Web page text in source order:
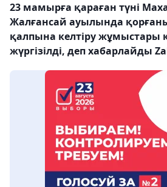
23 мамырға қараған түні
Жалғансай ауылында
қалпына келтіру
жүргізілді, деп хабарлайды